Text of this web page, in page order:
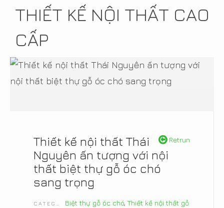
THIẾT KẾ NỘI THẤT CAO
CẤP
Retrun
Thiết kế nội thất Thái
Nguyên ấn tượng với nội
thất biệt thự gỗ óc chó
sang trọng
Biệt thự gỗ óc chó, Thiết kế nội thất gỗ